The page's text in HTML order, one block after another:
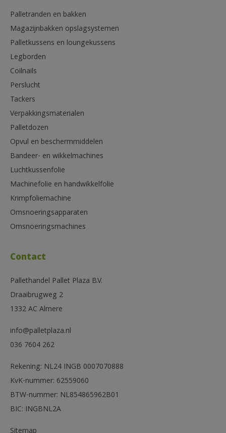
Palletranden en bakken
Magazijnbakken opslagsystemen
Palletkussens en loungekussens
Legborden
Coilnails
Perslucht
Tackers
Verpakkingsmaterialen
Palletdozen
Opvul en beschermmiddelen
Bandeer- en wikkelmachines
Luchtkussenfolie
Machinefolie en handwikkelfolie
Krimpfoliemachine
Omsnoeringsapparaten
Omsnoeringsmachines
Contact
Pallethandel Pallet Plaza B.V.
Draaibrugweg 2
1332 AC Almere
info@palletplaza.nl
036 7604 262
Rekening: NL24 INGB 0007070888
KvK-nummer: 62559060
BTW-nummer: NL854865962B01
BIC: INGBNL2A